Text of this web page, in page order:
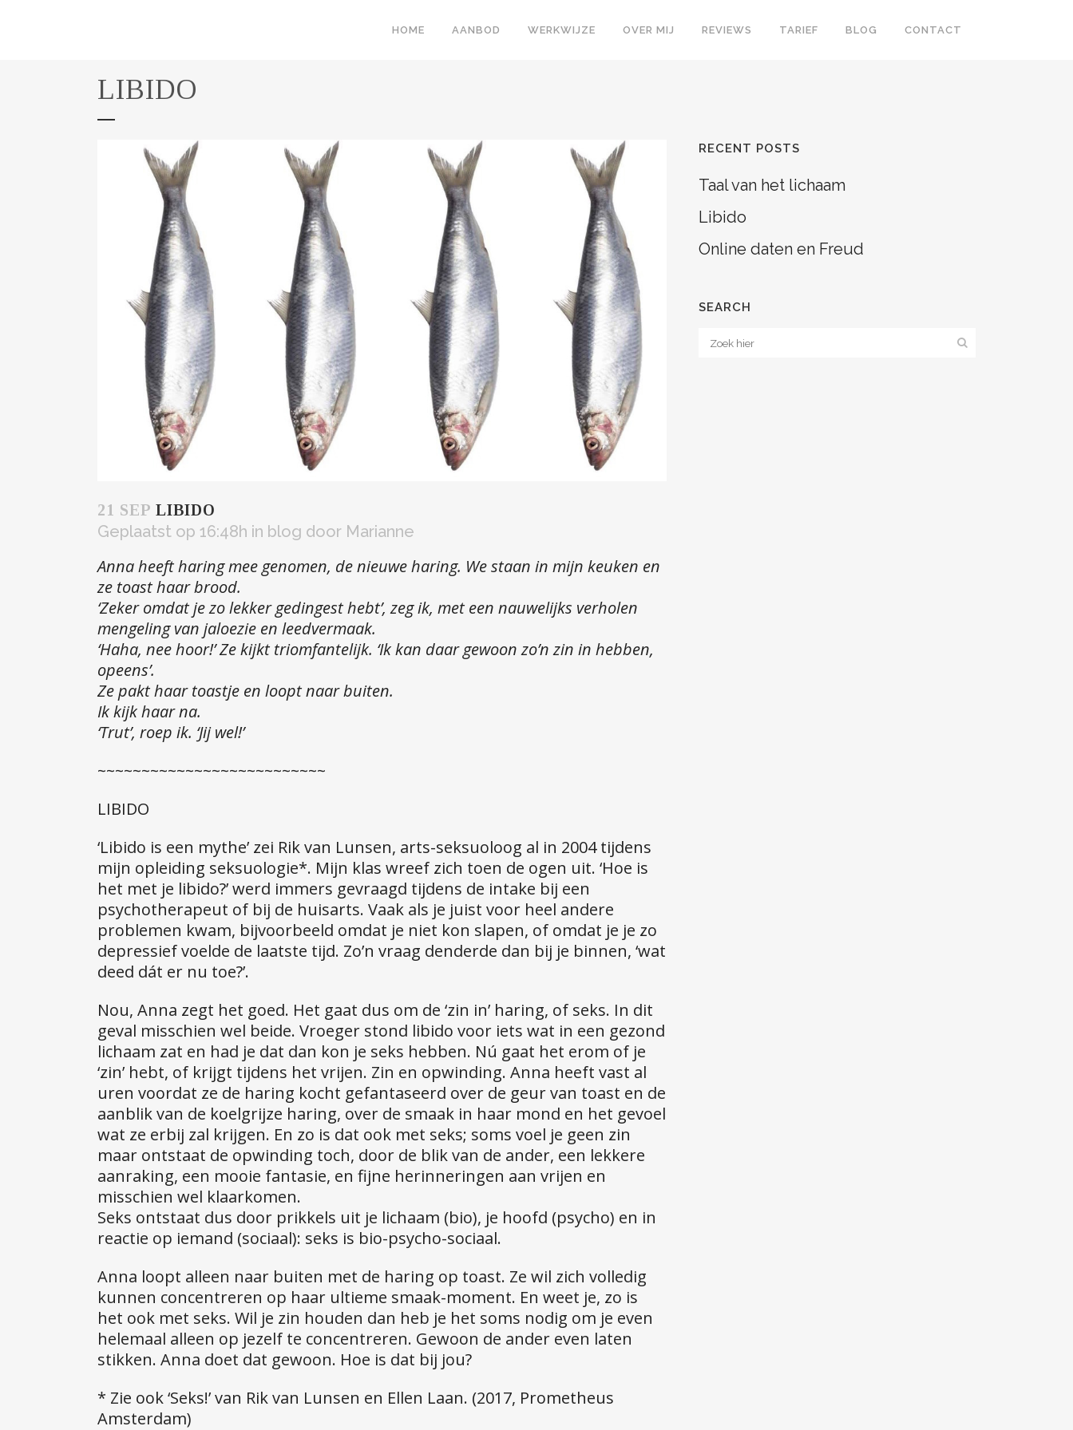
HOME AANBOD WERKWIJZE OVER MIJ REVIEWS TARIEF BLOG CONTACT
LIBIDO
21 SEP LIBIDO
Geplaatst op 16:48h in blog door Marianne
Anna heeft haring mee genomen, de nieuwe haring. We staan in mijn keuken en
ze toast haar brood.
‘Zeker omdat je zo lekker gedingest hebt’, zeg ik, met een nauwelijks verholen
mengeling van jaloezie en leedvermaak.
‘Haha, nee hoor!’ Ze kijkt triomfantelijk. ‘Ik kan daar gewoon zo’n zin in hebben,
opeens’.
Ze pakt haar toastje en loopt naar buiten.
Ik kijk haar na.
‘Trut’, roep ik. ‘Jij wel!’
~~~~~~~~~~~~~~~~~~~~~~~~~~
LIBIDO
‘Libido is een mythe’ zei Rik van Lunsen, arts-seksuoloog al in 2004 tijdens
mijn opleiding seksuologie*. Mijn klas wreef zich toen de ogen uit. ‘Hoe is
het met je libido?’ werd immers gevraagd tijdens de intake bij een
psychotherapeut of bij de huisarts. Vaak als je juist voor heel andere
problemen kwam, bijvoorbeeld omdat je niet kon slapen, of omdat je je zo
depressief voelde de laatste tijd. Zo’n vraag denderde dan bij je binnen, ‘wat
deed dát er nu toe?’.
Nou, Anna zegt het goed. Het gaat dus om de ‘zin in’ haring, of seks. In dit
geval misschien wel beide. Vroeger stond libido voor iets wat in een gezond
lichaam zat en had je dat dan kon je seks hebben. Nú gaat het erom of je
‘zin’ hebt, of krijgt tijdens het vrijen. Zin en opwinding. Anna heeft vast al
uren voordat ze de haring kocht gefantaseerd over de geur van toast en de
aanblik van de koelgrijze haring, over de smaak in haar mond en het gevoel
wat ze erbij zal krijgen. En zo is dat ook met seks; soms voel je geen zin
maar ontstaat de opwinding toch, door de blik van de ander, een lekkere
aanraking, een mooie fantasie, en fijne herinneringen aan vrijen en
misschien wel klaarkomen.
Seks ontstaat dus door prikkels uit je lichaam (bio), je hoofd (psycho) en in
reactie op iemand (sociaal): seks is bio-psycho-sociaal.
Anna loopt alleen naar buiten met de haring op toast. Ze wil zich volledig
kunnen concentreren op haar ultieme smaak-moment. En weet je, zo is
het ook met seks. Wil je zin houden dan heb je het soms nodig om je even
helemaal alleen op jezelf te concentreren. Gewoon de ander even laten
stikken. Anna doet dat gewoon. Hoe is dat bij jou?
* Zie ook ‘Seks!’ van Rik van Lunsen en Ellen Laan. (2017, Prometheus
Amsterdam)
RECENT POSTS
Taal van het lichaam
Libido
Online daten en Freud
SEARCH